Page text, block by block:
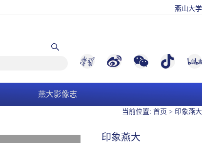
燕山大学
燕大影像志
当前位置: 首页 > 印象燕大
印象燕大